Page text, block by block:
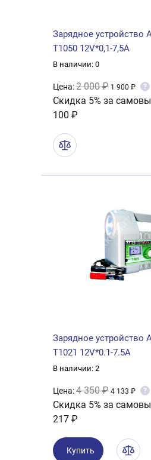
Зарядное устройство
Т1050 12V*0,1-7,5А
В наличии: 0
Цена:2 000 ₽ 1 900 ₽ ?
Скидка 5% за
100 ₽
Зарядное устройство
Т1021 12V*0.1-7.5A
В наличии: 2
Цена:4 350 ₽ 4 133 ₽ ?
Скидка 5% за
217 ₽
Купить